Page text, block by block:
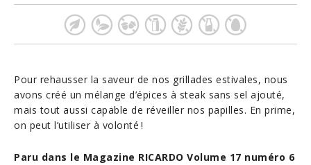
Pour rehausser la saveur de nos grillades estivales, nous
avons créé un mélange d’épices à steak sans sel ajouté,
mais tout aussi capable de réveiller nos papilles. En prime,
on peut l’utiliser à volonté !
Paru dans le Magazine RICARDO Volume 17 numéro 6